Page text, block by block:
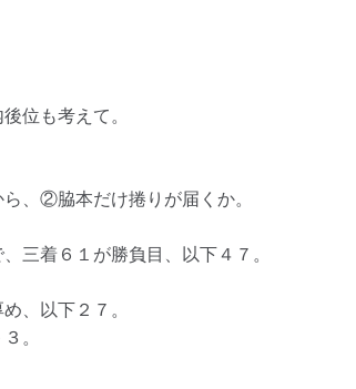
位も考えて。
、②脇本だけ捲りが届くか。
三着６１が勝負目、以下４７。
、以下２７。
。